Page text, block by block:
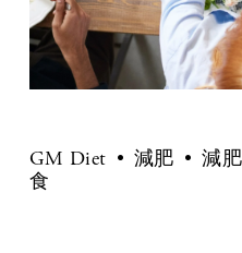
GM Diet 減肥 減
食